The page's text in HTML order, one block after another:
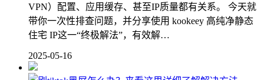
VPN）配置、应用缓存、甚至IP质量都有关系。 今天就
带你一次性排查问题，并分享使用 kookeey 高纯净静态
住宅 IP这一“终极解法”，有效解…
2025-05-16